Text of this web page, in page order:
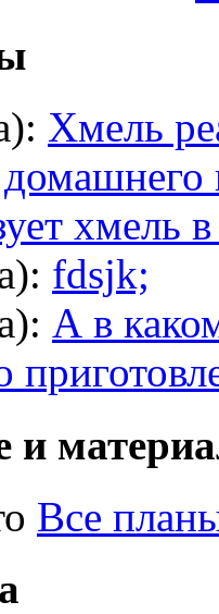
Хмель
хмель
fdsjk;
А в
и
Все